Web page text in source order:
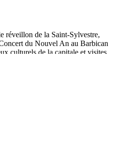
réveillon de la Saint-Sylvestre,
du Nouvel An au Barbican
culturels de la capitale et visites